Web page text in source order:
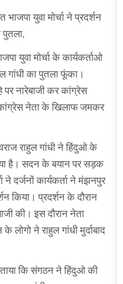
युवा मोर्चा ने प्रदर्शन
पुतला,
युवा मोर्चा के कार्यकर्ताओ
गांधी का पुतला फूंका।
पर नारेबाजी कर कांग्रेस
कांग्रेस नेता के खिलाफ जमकर
राहुल गांधी ने हिंदुओ के
है। सदन के बयान पर सड़क
ने दर्जनों कार्यकर्ता ने मंझनपुर
किया। प्रदर्शन के दौरान
की। इस दौरान नेता
लोगो ने राहुल गांधी मुर्दाबाद
कि संगठन ने हिंदुओ की